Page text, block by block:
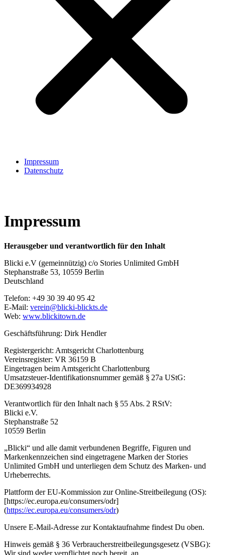
Impressum
Datenschutz
Impressum
Herausgeber und verantwortlich für den Inhalt
Blicki e.V (gemeinnützig) c/o Stories Unlimited GmbH
Stephanstraße 53, 10559 Berlin
Deutschland
Telefon: +49 30 39 40 95 42
E-Mail: verein@blicki-blickts.de
Web: www.blickitown.de
Geschäftsführung: Dirk Hendler
Registergericht: Amtsgericht Charlottenburg
Vereinsregister: VR 36159 B
Eingetragen beim Amtsgericht Charlottenburg
Umsatzsteuer-Identifikationsnummer gemäß § 27a UStG:
DE369934928
Verantwortlich für den Inhalt nach § 55 Abs. 2 RStV:
Blicki e.V.
Stephanstraße 52
10559 Berlin
„Blicki“ und alle damit verbundenen Begriffe, Figuren und
Markenkennzeichen sind eingetragene Marken der Stories
Unlimited GmbH und unterliegen dem Schutz des Marken- und
Urheberrechts.
Plattform der EU-Kommission zur Online-Streitbeilegung (OS):
[https://ec.europa.eu/consumers/odr]
(https://ec.europa.eu/consumers/odr)
Unsere E-Mail-Adresse zur Kontaktaufnahme findest Du oben.
Hinweis gemäß § 36 Verbraucherstreitbeilegungsgesetz (VSBG):
Wir sind weder verpflichtet noch bereit, an